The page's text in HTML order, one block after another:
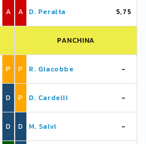
A
P
D
D
A D. Peralta 5,75
PANCHINA
P R. Giacobbe -
P D. Cardelli -
D M. Salvi -